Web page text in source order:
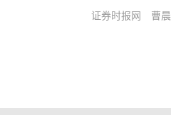
证券时报网 曹晨